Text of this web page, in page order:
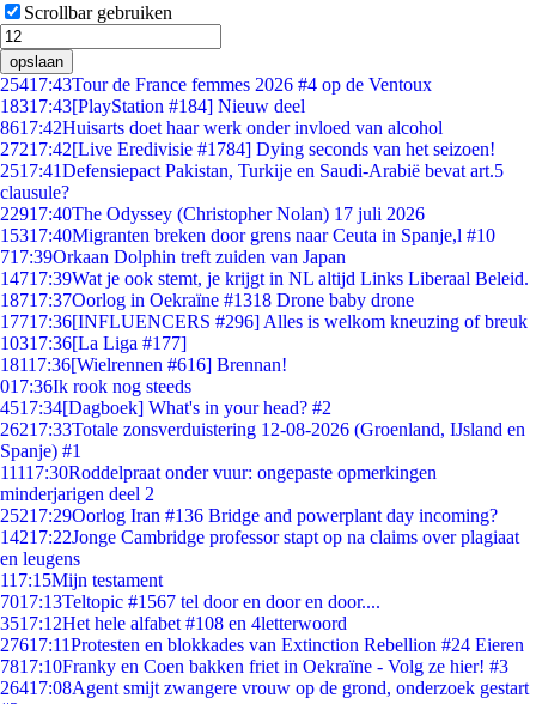
Scrollbar gebruiken
opslaan
25417:43Tour de France femmes 2026 #4 op de Ventoux
18317:43[PlayStation #184] Nieuw deel
8617:42Huisarts doet haar werk onder invloed van alcohol
27217:42[Live Eredivisie #1784] Dying seconds van het seizoen!
2517:41Defensiepact Pakistan, Turkije en Saudi-Arabië bevat art.5
clausule?
22917:40The Odyssey (Christopher Nolan) 17 juli 2026
15317:40Migranten breken door grens naar Ceuta in Spanje,l #10
717:39Orkaan Dolphin treft zuiden van Japan
14717:39Wat je ook stemt, je krijgt in NL altijd Links Liberaal Beleid.
18717:37Oorlog in Oekraïne #1318 Drone baby drone
17717:36[INFLUENCERS #296] Alles is welkom kneuzing of breuk
10317:36[La Liga #177]
18117:36[Wielrennen #616] Brennan!
017:36Ik rook nog steeds
4517:34[Dagboek] What's in your head? #2
26217:33Totale zonsverduistering 12-08-2026 (Groenland, IJsland en
Spanje) #1
11117:30Roddelpraat onder vuur: ongepaste opmerkingen
minderjarigen deel 2
25217:29Oorlog Iran #136 Bridge and powerplant day incoming?
14217:22Jonge Cambridge professor stapt op na claims over plagiaat
en leugens
117:15Mijn testament
7017:13Teltopic #1567 tel door en door en door....
3517:12Het hele alfabet #108 en 4letterwoord
27617:11Protesten en blokkades van Extinction Rebellion #24 Eieren
7817:10Franky en Coen bakken friet in Oekraïne - Volg ze hier! #3
26417:08Agent smijt zwangere vrouw op de grond, onderzoek gestart